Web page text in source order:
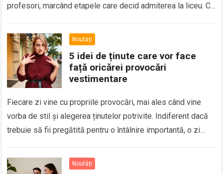
profesori, marcând etapele care decid admiterea la liceu. Cu
Noutăți
5 idei de ținute care vor face
față oricărei provocări
vestimentare
Fiecare zi vine cu propriile provocări, mai ales când vine
vorba de stil și alegerea ținutelor potrivite. Indiferent dacă
trebuie să fii pregătită pentru o întâlnire importantă, o zi
Noutăți